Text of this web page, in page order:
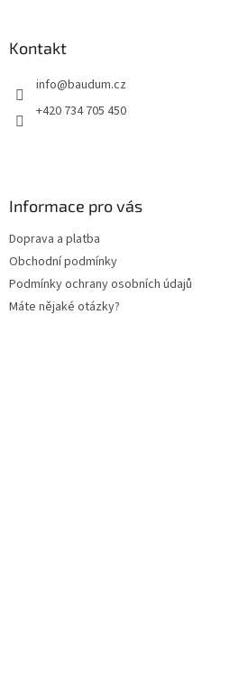
Kontakt
info@baudum.cz
+420 734 705 450
Informace pro vás
Doprava a platba
Obchodní podmínky
Podmínky ochrany osobních údajů
Máte nějaké otázky?